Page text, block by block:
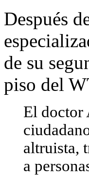
Después
de su
piso del
El doctor
altruista,
a